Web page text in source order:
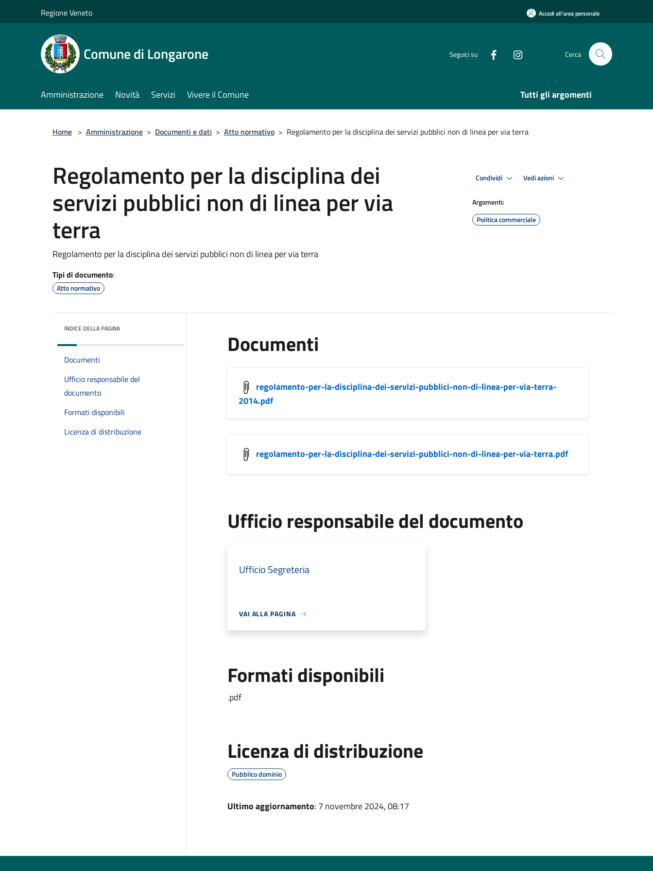
Regione Veneto Accedi all'area personale
Comune di Longarone Seguici su Cerca
Amministrazione Novità Servizi Vivere il Comune Tutti gli argomenti
Home > Amministrazione > Documenti e dati > Atto normativo > Regolamento per la disciplina dei servizi pubblici non di linea per via terra
Regolamento per la disciplina dei
servizi pubblici non di linea per via
terra
Regolamento per la disciplina dei servizi pubblici non di linea per via terra
Tipi di documento:
Atto normativo
Condividi Vedi azioni
Argomenti:
Politica commerciale
INDICE DELLA PAGINA
Documenti
Ufficio responsabile del
documento
Formati disponibili
Licenza di distribuzione
Documenti
regolamento-per-la-disciplina-dei-servizi-pubblici-non-di-linea-per-via-terra-
2014.pdf
regolamento-per-la-disciplina-dei-servizi-pubblici-non-di-linea-per-via-terra.pdf
Ufficio responsabile del documento
Ufficio Segreteria
VAI ALLA PAGINA
Formati disponibili
.pdf
Licenza di distribuzione
Pubblico dominio
Ultimo aggiornamento: 7 novembre 2024, 08:17